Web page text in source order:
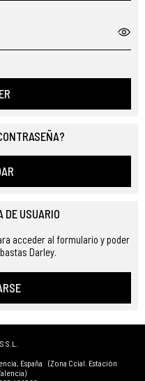
DE USUARIO
acceder al formulario y poder
Darley.
S.L.
, España (Zona Ccial. Estación